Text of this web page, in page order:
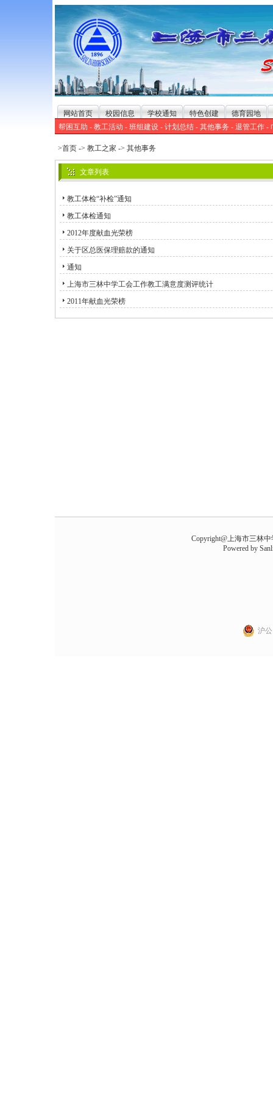
网站首页 校园信息 学校通知 特色创建
德育园地
帮困互助 - 教工活动 - 班组建设 - 计划总结 - 其他事务 - 退管工作 -
>首页 -> 教工之家 -> 其他事务
文章列表
教工体检“补检”通知
教工体检通知
2012年度献血光荣榜
关于区总医保理赔款的通知
通知
上海市三林中学工会工作教工满意度测评统计
2011年献血光荣榜
Copyright@上海市三林中
Powered by
沪公